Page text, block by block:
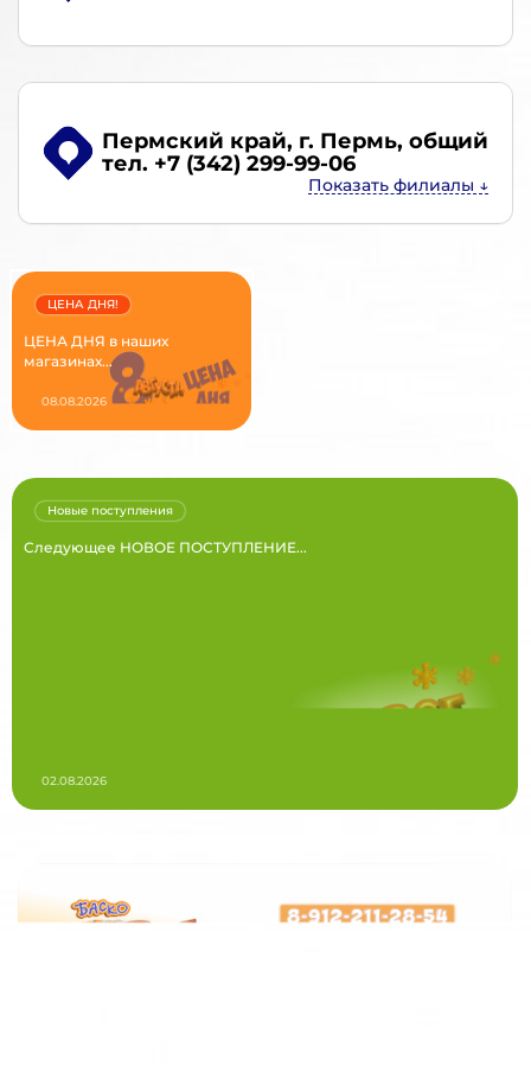
Пермский край, г. Пермь, общий
тел. +7 (342) 299-99-06
ЦЕНА ДНЯ в наших
магазинах...
ЦЕНА ДНЯ!
08.08.2026
Следующее НОВОЕ ПОСТУПЛЕНИЕ...
Новые поступления
02.08.2026